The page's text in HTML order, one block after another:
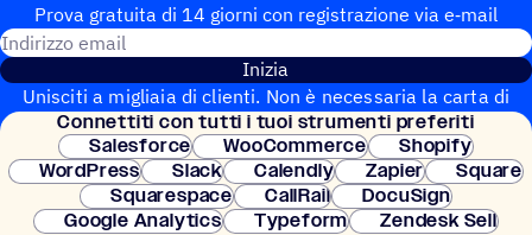
Prova gratuita di 14 giorni con regi­stra­zione via e‑mail
Inizia
Unisciti a migliaia di clienti. Non è necessaria la carta di
credito. Configurazione istantanea.
Connet­titi con tutti i tuoi strumenti preferiti
Salesforce
WooCommerce
Shopify
WordPress
Slack Calendly Zapier
Square
Squarespace
CallRail
DocuSign
Google Analytics
Typeform Zendesk Sell